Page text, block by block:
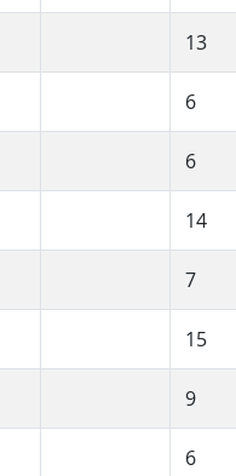
13
6
6
14
7
15
9
6